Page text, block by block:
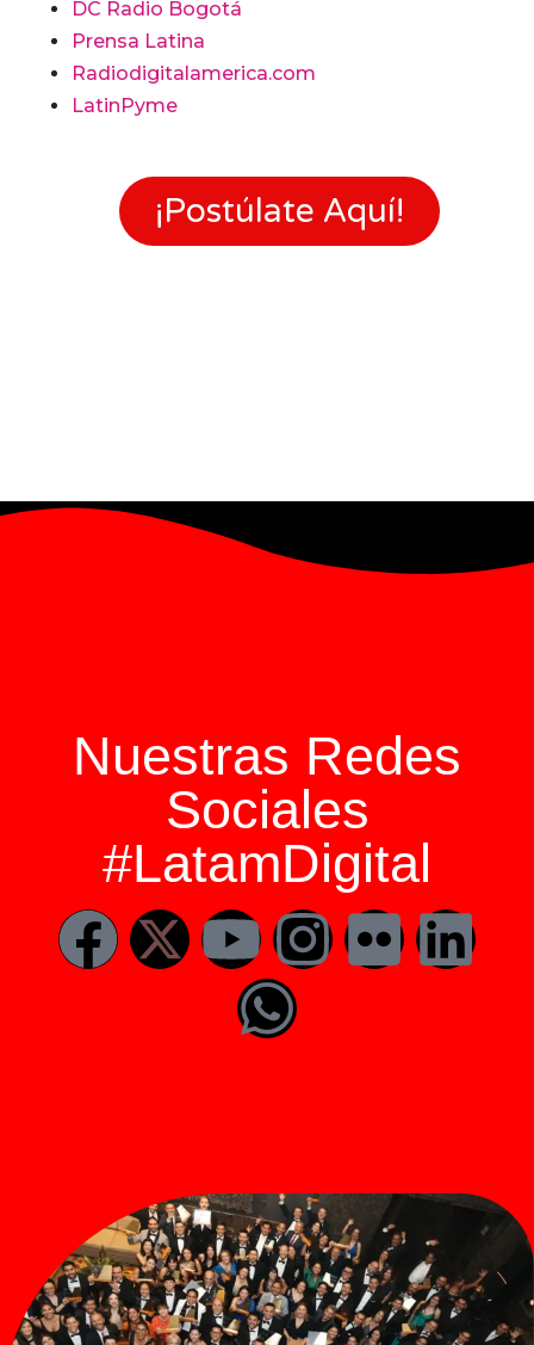
DC Radio Bogotá
Prensa Latina
Radiodigitalamerica.com
LatinPyme
¡Postúlate Aquí!
Nuestras Redes
Sociales
#LatamDigital